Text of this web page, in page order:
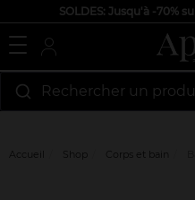
SOLDES: Jusqu'à -70%
Rechercher un
Accueil Shop Corps et bain